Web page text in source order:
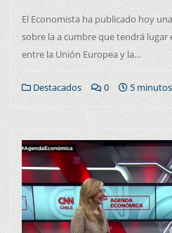
El Economista ha publicado hoy
sobre la a cumbre que tendrá lugar
entre la Unión Europea y la…
Destacados 0 5